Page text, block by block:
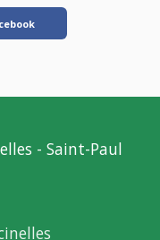
- Saint-Paul